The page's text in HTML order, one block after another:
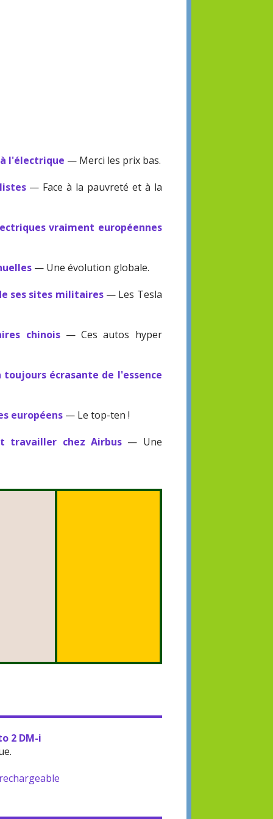
l'électrique — Merci les prix bas.
— Face à la pauvreté et à la
vraiment européennes
— Une évolution globale.
ses sites militaires— Les Tesla
chinois— Ces autos hyper
écrasante de l'essence
européens — Le top-ten !
travailler chez Airbus — Une
2 DM-i